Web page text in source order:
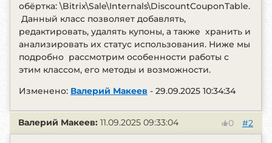
обёртка: \Bitrix\Sale\Internals\DiscountCouponTable.
Данный класс позволяет добавлять,
редактировать, удалять купоны, а также хранить и
анализировать их статус использования. Ниже мы
подробно рассмотрим особенности работы с
этим классом, его методы и возможности.
Изменено: Валерий Макеев - 29.09.2025 10:34:34
#2
0
Валерий Макеев: 11.09.2025 09:33:04